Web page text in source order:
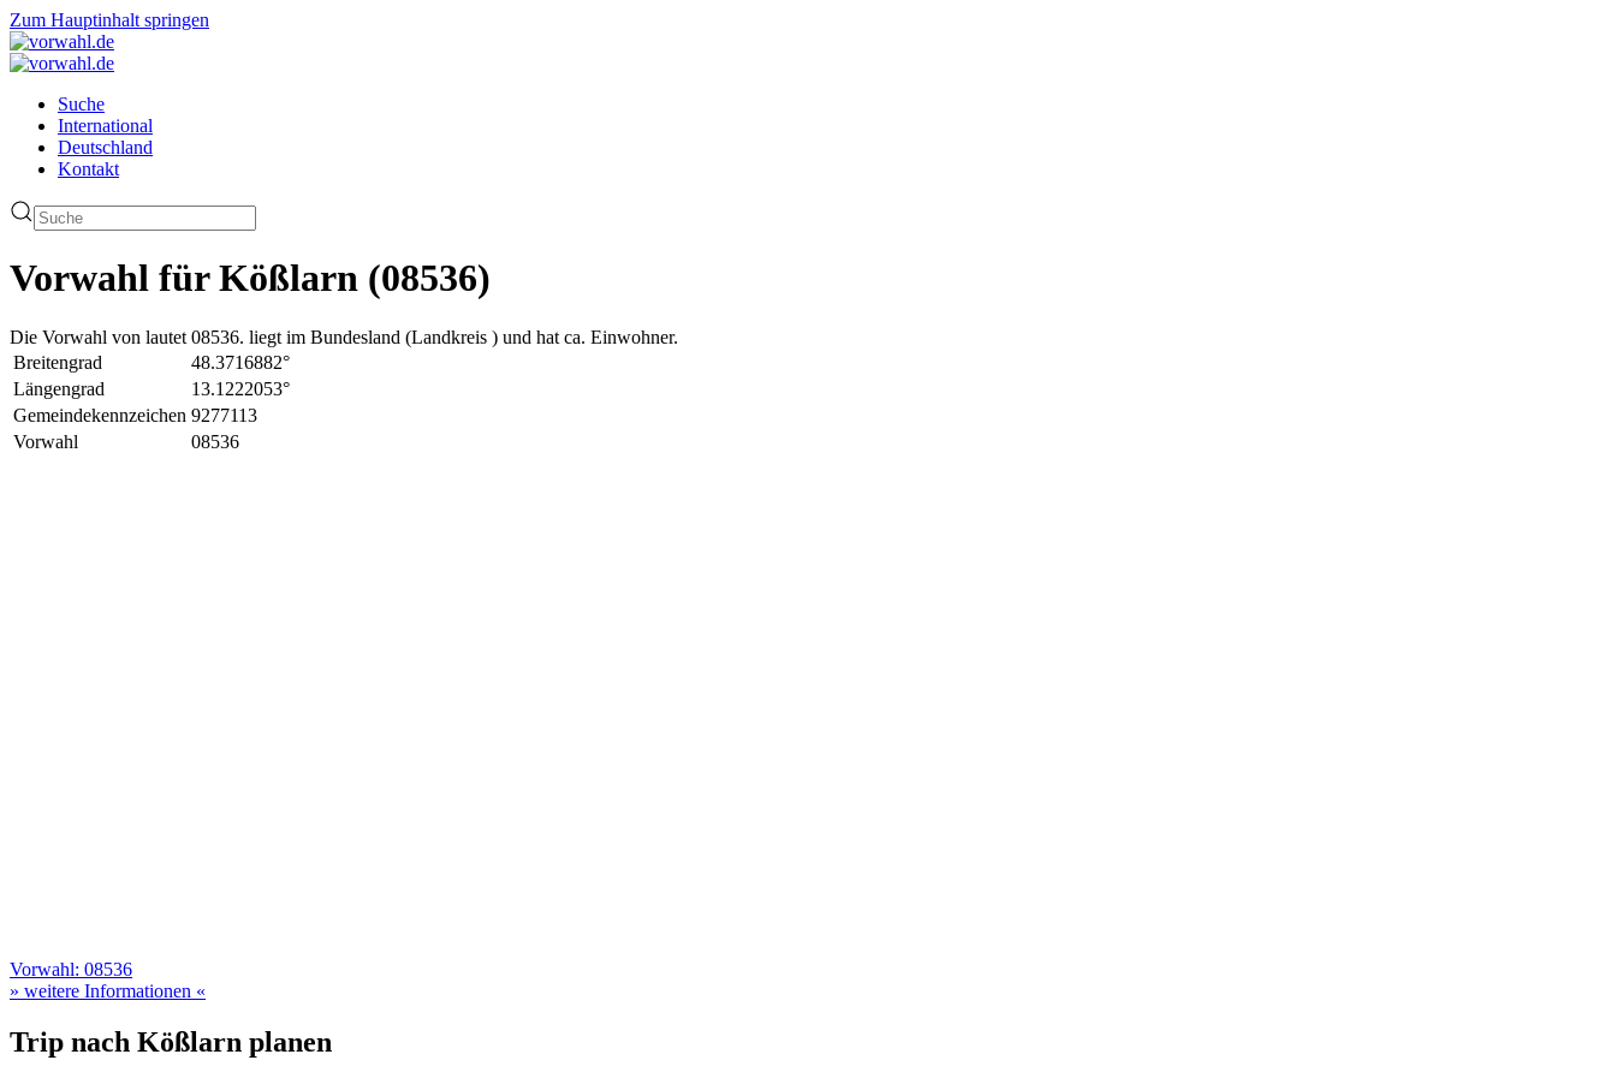
Zum Hauptinhalt springen
Suche
International
Deutschland
Kontakt
Vorwahl für Kößlarn (08536)
Die Vorwahl von lautet 08536. liegt im Bundesland (Landkreis ) und hat ca. Einwohner.
Breitengrad
48.3716882°
Längengrad
13.1222053°
Gemeindekennzeichen 9277113
Vorwahl
08536
Vorwahl: 08536
» weitere Informationen «
Trip nach Kößlarn planen